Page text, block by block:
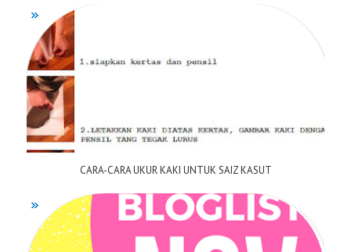
CARA-CARA UKUR KAKI UNTUK SAIZ KASUT